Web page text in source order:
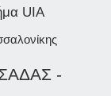
UIA
-